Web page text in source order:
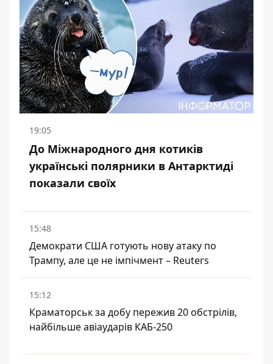
19:05
До Міжнародного дня котиків
українські полярники в Антарктиді
показали своїх
15:48
Демократи США готують нову атаку по
Трампу, але це не імпічмент – Reuters
15:12
Краматорськ за добу пережив 20 обстрілів,
найбільше авіаударів КАБ-250